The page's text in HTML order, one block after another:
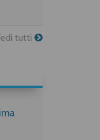
tutti